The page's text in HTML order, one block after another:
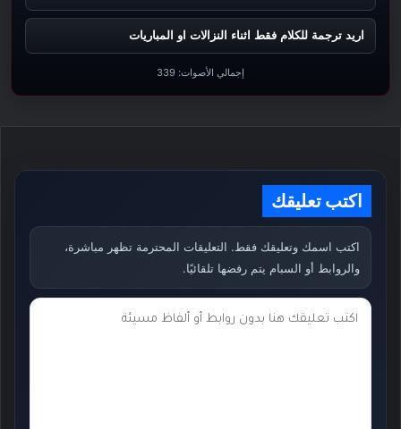
اريد ترجمة للكلام فقط اثناء النزالات او المباريات
إجمالي الأصوات: 339
اكتب تعليقك
اكتب اسمك وتعليقك فقط. التعليقات المحترمة تظهر مباشرة،
والروابط أو السبام يتم رفضها تلقائيًا.
ت